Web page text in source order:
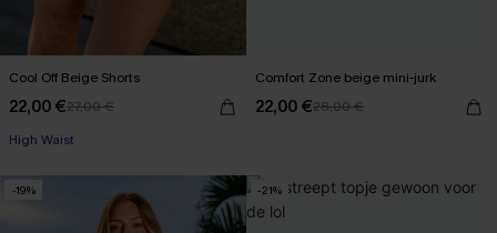
Cool Off Beige Shorts
22,00 €27,00 €
High Waist
Comfort Zone beige mini-jurk
22,00 €28,00 €
-19% -21%